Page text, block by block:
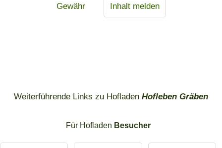
Gewähr
Inhalt melden
Weiterführende Links zu Hofladen Hofleben Gräben
Für Hofladen Besucher